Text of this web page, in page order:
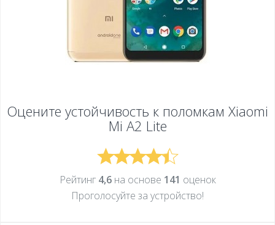
Оцените устойчивость к поломкам Xiaomi
Mi A2 Lite
Рейтинг 4,6на основе 141 оценок
Проголосуйте за устройcтво!